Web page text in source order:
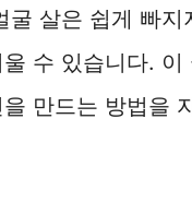
굴 살은 쉽게 빠
수 있습니다.
만드는 방법을